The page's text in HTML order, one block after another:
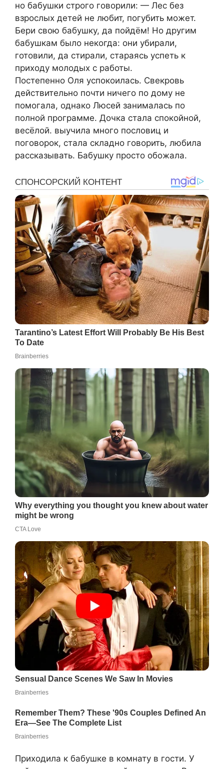
но бабушки строго говорили: — Лес без
взрослых детей не любит, погубить может.
Бери свою бабушку, да пойдём! Но другим
бабушкам было некогда: они убирали,
готовили, да стирали, стараясь успеть к
приходу молодых с работы.
Постепенно Оля успокоилась. Свекровь
действительно почти ничего по дому не
помогала, однако Люсей занималась по
полной программе. Дочка стала спокойной,
весёлой. выучила много пословиц и
поговорок, стала складно говорить, любила
рассказывать. Бабушку просто обожала.
Приходила к бабушке в комнату в гости. У